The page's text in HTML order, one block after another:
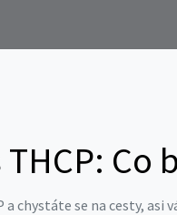
THCP: Co
chystáte se na cesty, asi